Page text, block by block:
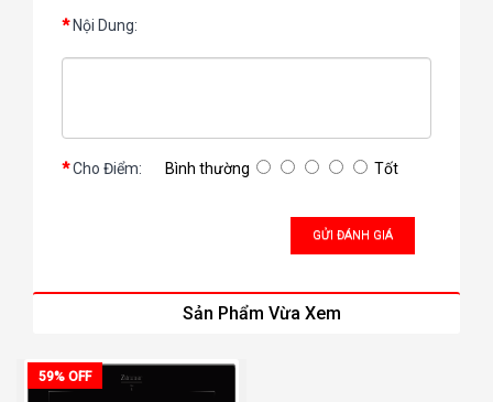
Nội Dung:
Cho Điểm: Bình thường Tốt
GỬI ĐÁNH GIÁ
Sản Phẩm Vừa Xem
59% OFF